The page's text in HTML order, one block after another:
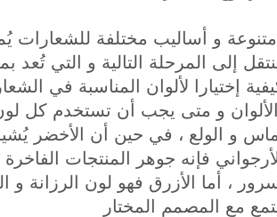
و أساليب مختلفة للشعارات
إلى المرحلة التالية و التي تُعد
إختيارا لألوان المناسبة في
الألوان و متى يجب أن تستخدم كل
و الولع ، في حين أن الأخضر
فإنه جوهر المنتجات الفاخرة
، أما الأزرق فهو لون الرزانة و